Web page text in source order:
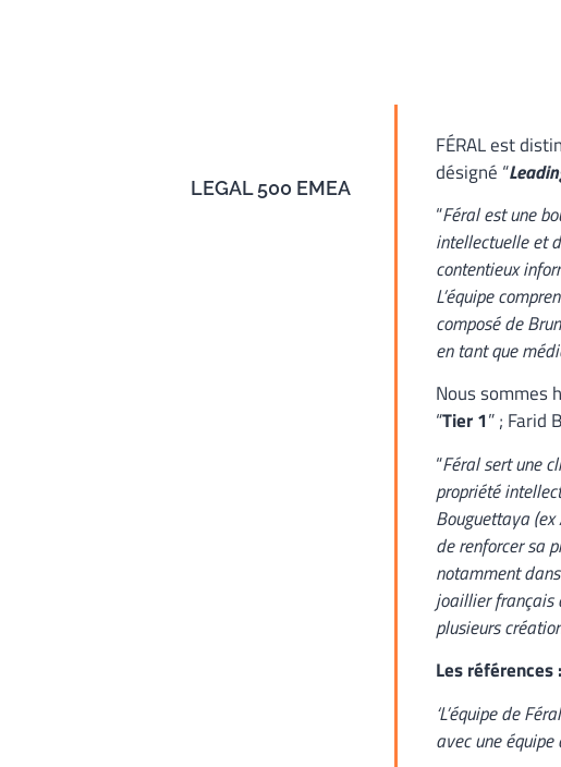
LEGAL 500 EMEA
FÉRAL est
désigné “
“Féral est une
intellectuelle et
contentieux
L’équipe
composé de
en tant que
Nous sommes
“Tier 1” ; Farid
“Féral sert une
propriété
Bouguettaya
de renforcer sa
notamment
joaillier français
plusieurs
Les références :
‘L’équipe de
avec une